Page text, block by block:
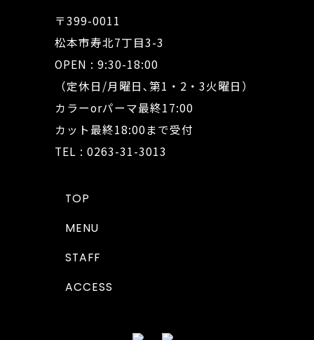
〒399-0011
松本市寿北7丁目3-3
OPEN : 9:30-18:00
（定休日/月曜日､第1・2・3火曜日）
カラーorパーマ最終17:00
カット最終18:00まで受付
TEL : 0263-31-3013
TOP
MENU
STAFF
ACCESS